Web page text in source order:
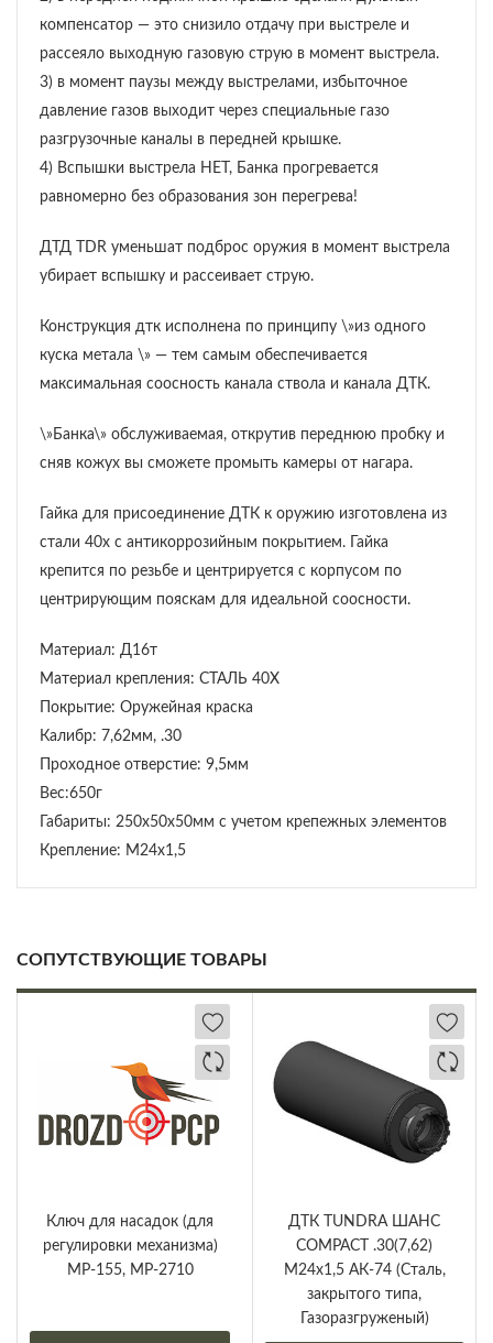
компенсатор — это снизило отдачу при выстреле и
рассеяло выходную газовую струю в момент выстрела.
3) в момент паузы между выстрелами, избыточное
давление газов выходит через специальные газо
разгрузочные каналы в передней крышке.
4) Вспышки выстрела НЕТ, Банка прогревается
равномерно без образования зон перегрева!
ДТД TDR уменьшат подброс оружия в момент выстрела
убирает вспышку и рассеивает струю.
Конструкция дтк исполнена по принципу \»из одного
куска метала \» — тем самым обеспечивается
максимальная соосность канала ствола и канала ДТК.
\»Банка\» обслуживаемая, открутив переднюю пробку и
сняв кожух вы сможете промыть камеры от нагара.
Гайка для присоединение ДТК к оружию изготовлена из
стали 40х с антикоррозийным покрытием. Гайка
крепится по резьбе и центрируется с корпусом по
центрирующим пояскам для идеальной соосности.
Материал: Д16т
Материал крепления: СТАЛЬ 40Х
Покрытие: Оружейная краска
Калибр: 7,62мм, .30
Проходное отверстие: 9,5мм
Вес:650г
Габариты: 250х50х50мм с учетом крепежных элементов
Крепление: М24х1,5
СОПУТСТВУЮЩИЕ ТОВАРЫ
Ключ для насадок (для
регулировки механизма)
МР-155, МР-2710
ДТК TUNDRA ШАНС
COMPACT .30(7,62)
М24х1,5 АК-74 (Сталь,
закрытого типа,
Газоразгруженый)